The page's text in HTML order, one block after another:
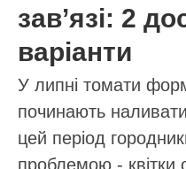
зав’язі: 2
варіанти
У липні томати
починають
цей період
проблемою - квітки